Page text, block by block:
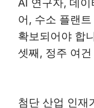
AI 연구자, 데
어, 수소 플랜
확보되어야 합
셋째, 정주 여
첨단 산업 인재